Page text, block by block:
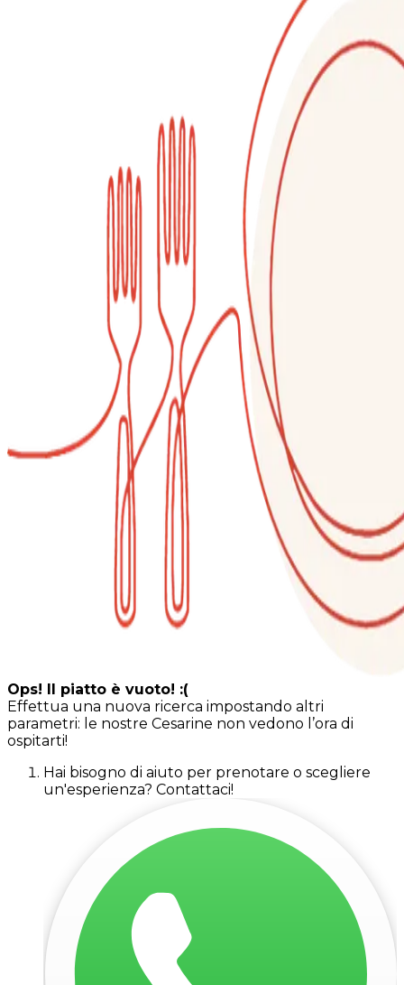
Ops! Il piatto è vuoto! :(
Effettua una nuova ricerca impostando altri
parametri: le nostre Cesarine non vedono l’ora di
ospitarti!
Hai bisogno di aiuto per prenotare o scegliere
un'esperienza? Contattaci!